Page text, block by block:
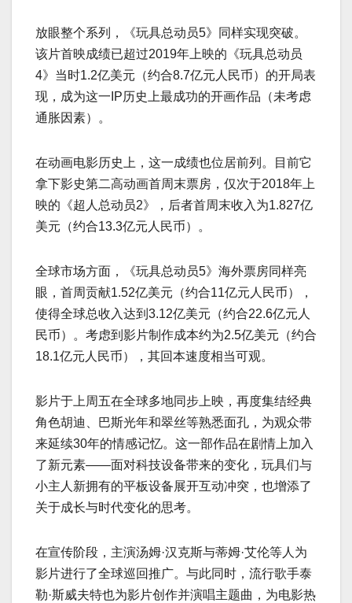
放眼整个系列，《玩具总动员5》同样实现突破。
该片首映成绩已超过2019年上映的《玩具总动员
4》当时1.2亿美元（约合8.7亿元人民币）的开局表
现，成为这一IP历史上最成功的开画作品（未考虑
通胀因素）。
在动画电影历史上，这一成绩也位居前列。目前它
拿下影史第二高动画首周末票房，仅次于2018年上
映的《超人总动员2》，后者首周末收入为1.827亿
美元（约合13.3亿元人民币）。
全球市场方面，《玩具总动员5》海外票房同样亮
眼，首周贡献1.52亿美元（约合11亿元人民币），
使得全球总收入达到3.12亿美元（约合22.6亿元人
民币）。考虑到影片制作成本约为2.5亿美元（约合
18.1亿元人民币），其回本速度相当可观。
影片于上周五在全球多地同步上映，再度集结经典
角色胡迪、巴斯光年和翠丝等熟悉面孔，为观众带
来延续30年的情感记忆。这一部作品在剧情上加入
了新元素——面对科技设备带来的变化，玩具们与
小主人新拥有的平板设备展开互动冲突，也增添了
关于成长与时代变化的思考。
在宣传阶段，主演汤姆·汉克斯与蒂姆·艾伦等人为
影片进行了全球巡回推广。与此同时，流行歌手泰
勒·斯威夫特也为影片创作并演唱主题曲，为电影热